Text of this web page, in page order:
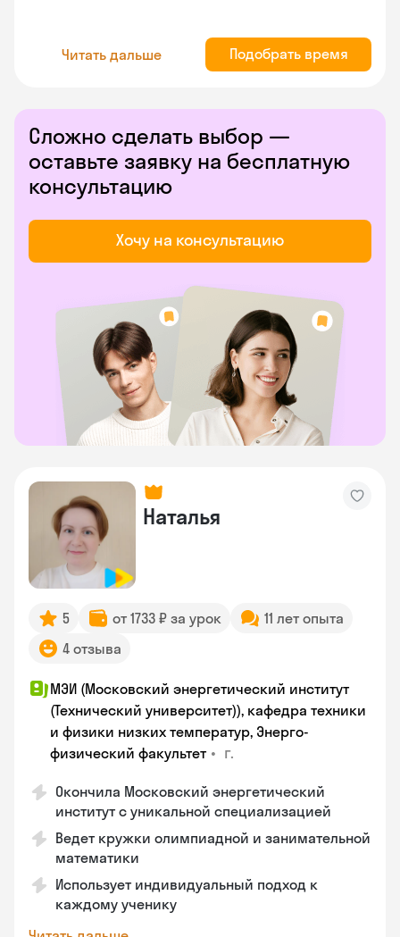
Читать дальше Подобрать время
Сложно сделать выбор —
оставьте заявку на бесплатную
консультацию
Хочу на консультацию
Наталья
5 от 1733 ₽ за урок
11 лет опыта
4 отзыва
МЭИ (Московский энергетический институт
(Технический университет)), кафедра техники
и физики низких температур, Энерго-
физический факультет • г.
Окончила Московский энергетический
институт с уникальной специализацией
Ведет кружки олимпиадной и занимательной
математики
Использует индивидуальный подход к
каждому ученику